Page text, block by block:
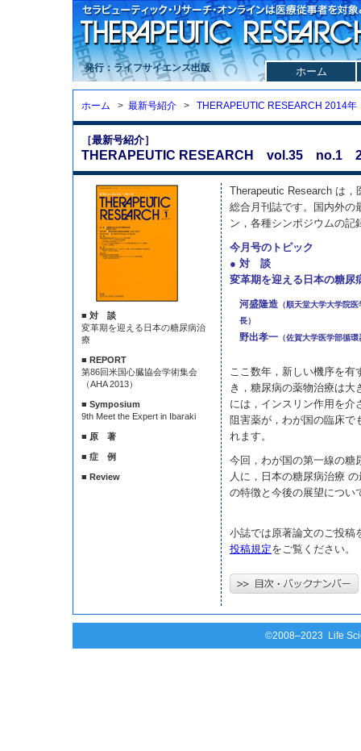
発行：ライフサイエンス出版 ホーム
ホーム > 最新号紹介 > THERAPEUTIC RESEARCH 2014年
［最新号紹介］
THERAPEUTIC RESEARCH vol.35 no.1
■ 対 談
変革期を迎える日本の糖尿病治
療
■ REPORT
第86回米国心臓協会学術集会
（AHA 2013）
■ Symposium
9th Meet the Expert in Ibaraki
■ 原 著
■ 症 例
■ Review
Therapeutic Research は
総合月刊誌です。国内外の
ン，各種シンポジウムの記
今月号のトピック
● 対 談
変革期を迎える日本の糖尿
河盛隆造 （順天堂大学大学院
長）
野出孝一 （佐賀大学医学部循
ここ数年，新しい機序を有
き，糖尿病の薬物治療は大
には，インスリン作用を介
阻害薬が，わが国の臨床で
れます。
今回，わが国の第一線の糖
人に，日本の糖尿病治療
の特徴と今後の展望につい
小誌では原著論文のご投稿
投稿規定をご覧ください。
©2008–2023 Life